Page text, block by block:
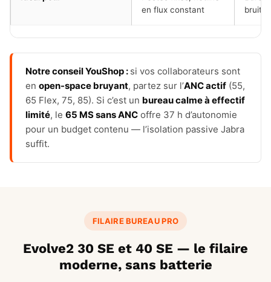
en flux constant
bruit
Notre conseil YouShop : si vos collaborateurs sont
en open-space bruyant, partez sur l’ANC actif (55,
65 Flex, 75, 85). Si c’est un bureau calme à effectif
limité, le 65 MS sans ANC offre 37 h d’autonomie
pour un budget contenu — l’isolation passive Jabra
suffit.
FILAIRE BUREAU PRO
Evolve2 30 SE et 40 SE — le filaire
moderne, sans batterie